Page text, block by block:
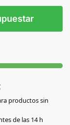
productos sin
de las 14 h